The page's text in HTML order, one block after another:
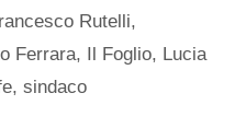
Rutelli,
Ferrara, Il Foglio, Lucia
, sindaco